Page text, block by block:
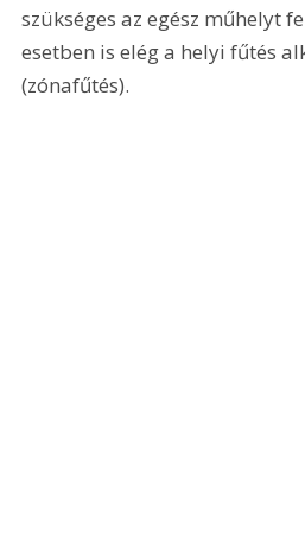
szükséges az egész műhelyt
esetben is elég a helyi fűtés
(zónafűtés).